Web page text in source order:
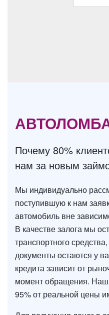
Почему 80%
нам за новым
Мы индивидуально
поступившую к нам
автомобиль вне
В качестве залога мы
транспортного
документы остаются у
кредита зависит от
момент обращения.
95% от реальной цены